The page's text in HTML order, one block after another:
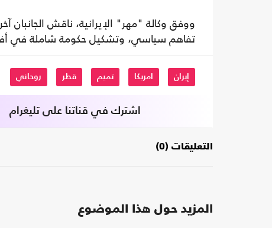
ووفق وكالة "مهر" الإيرانية، ناقش الجانبان
تفاهم سياسي، وتشكيل حكومة شاملة في
إيران امريكا تميم قطر روحاني
اشترك في قناتنا على تليغرام
التعليقات (0)
المزيد حول هذا الموضوع